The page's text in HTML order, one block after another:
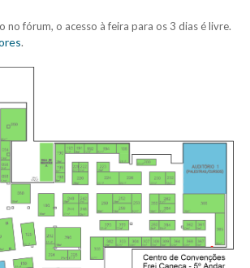
no fórum, o acesso à feira para os 3 dias é livre.
.